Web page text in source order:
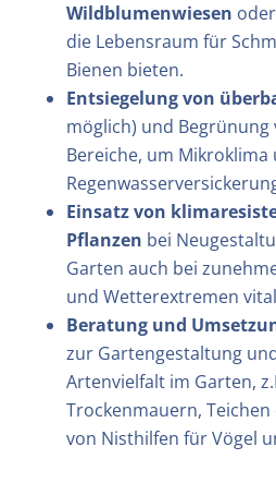
Wildblumenwiesen
die Lebensraum für
Bienen bieten.
Entsiegelung von
möglich) und Begrünung
Bereiche, um Mikroklima
Einsatz von
Pflanzen bei
Garten auch bei
und Wetterextremen
Beratung und
zur Gartengestaltung
Artenvielfalt im Garten,
Trockenmauern,
von Nisthilfen für Vögel